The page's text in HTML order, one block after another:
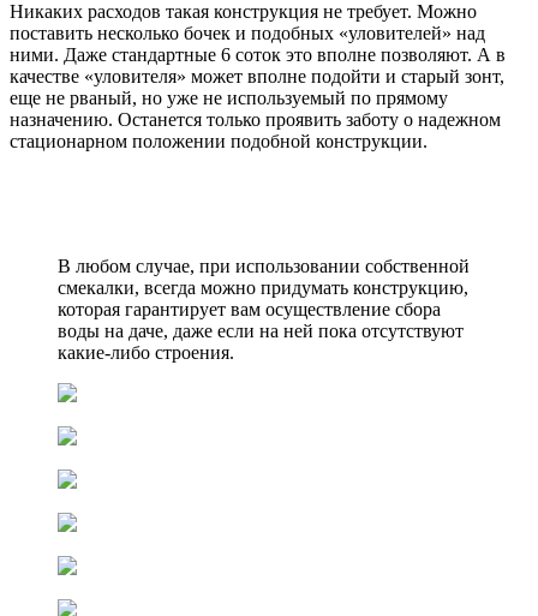
Никаких расходов такая конструкция не требует. Можно
поставить несколько бочек и подобных «уловителей» над
ними. Даже стандартные 6 соток это вполне позволяют. А в
качестве «уловителя» может вполне подойти и старый зонт,
еще не рваный, но уже не используемый по прямому
назначению. Останется только проявить заботу о надежном
стационарном положении подобной конструкции.
В любом случае, при использовании собственной
смекалки, всегда можно придумать конструкцию,
которая гарантирует вам осуществление сбора
воды на даче, даже если на ней пока отсутствуют
какие-либо строения.